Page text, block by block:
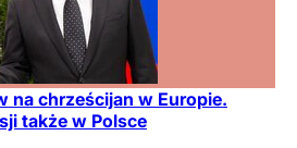
na chrześcijan w Europie.
także w Polsce